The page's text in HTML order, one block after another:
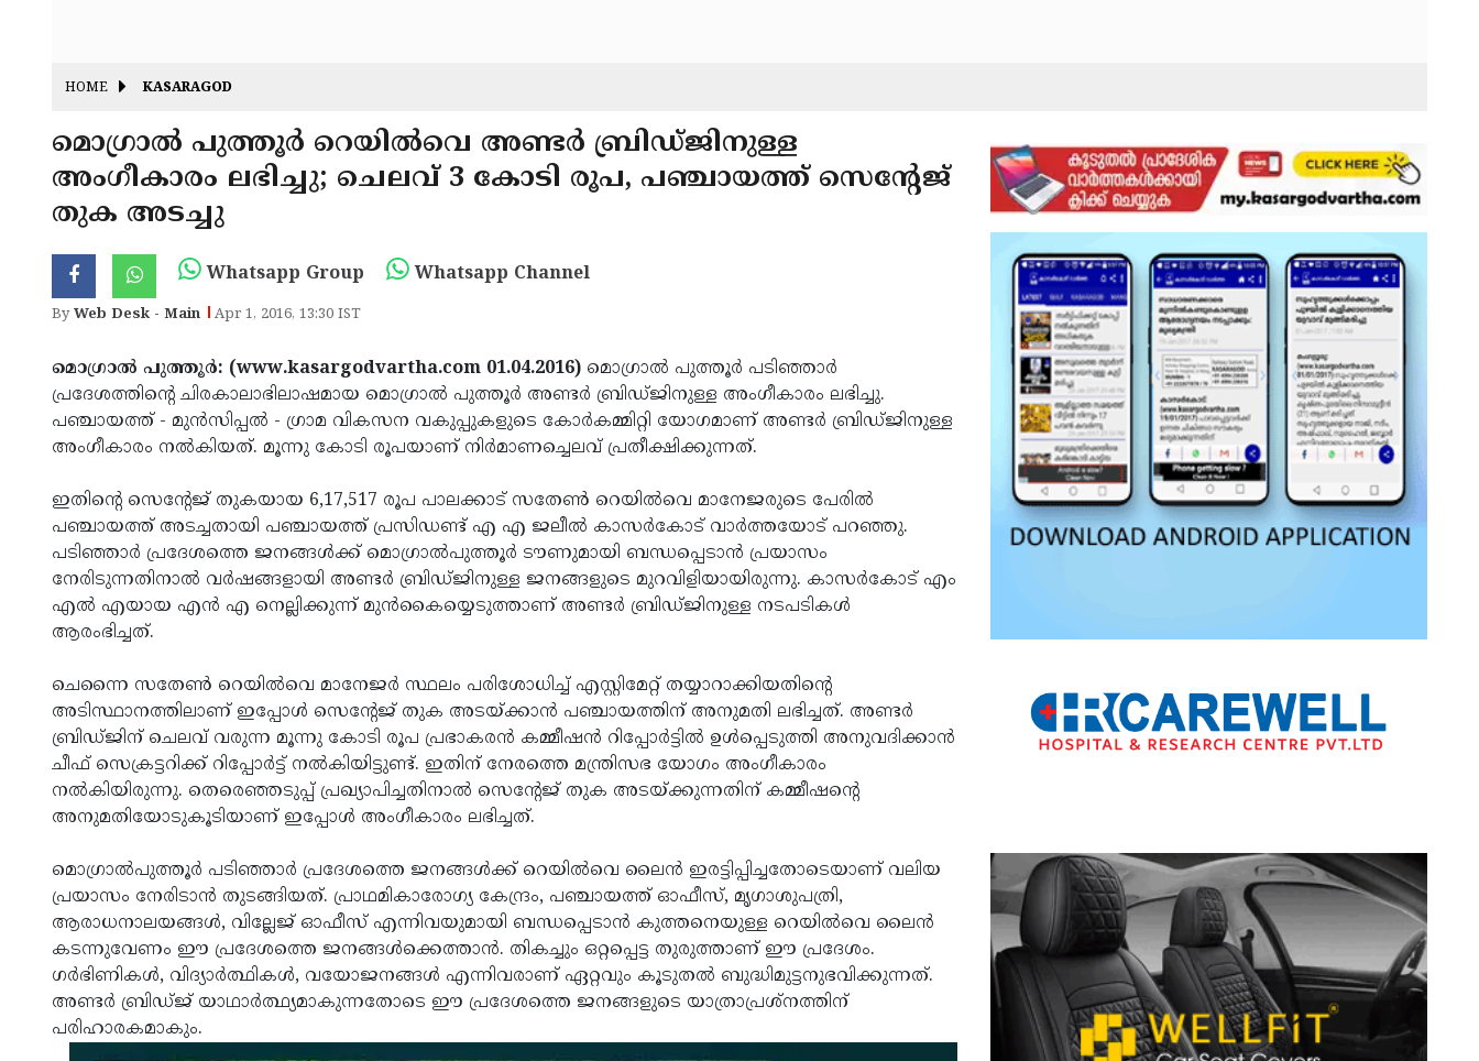
HOME KASARAGOD
മൊഗ്രാല്‍ പുത്തൂര്‍ റെയില്‍വെ അണ്ടര്‍ ബ്രിഡ്ജിനുള്ള
അംഗീകാരം ലഭിച്ചു; ചെലവ് 3 കോടി രൂപ, പഞ്ചായത്ത് സെന്റേജ്
തുക അടച്ചു
Whatsapp Group Whatsapp Channel
ByWeb Desk - Main Apr 1, 2016, 13:30 IST
മൊഗ്രാല്‍ പുത്തൂര്‍: (www.kasargodvartha.com 01.04.2016) മൊഗ്രാല്‍ പുത്തൂര്‍ പടിഞ്ഞാര്‍
പ്രദേശത്തിന്റെ ചിരകാലാഭിലാഷമായ മൊഗ്രാല്‍ പുത്തൂര്‍ അണ്ടര്‍ ബ്രിഡ്ജിനുള്ള അംഗീകാരം ലഭിച്ചു.
പഞ്ചായത്ത് - മുന്‍സിപ്പല്‍ - ഗ്രാമ വികസന വകുപ്പുകളുടെ കോര്‍കമ്മിറ്റി യോഗമാണ് അണ്ടര്‍ ബ്രിഡ്ജിനുള്ള
അംഗീകാരം നല്‍കിയത്. മൂന്നു കോടി രൂപയാണ് നിര്‍മാണച്ചെലവ് പ്രതീക്ഷിക്കുന്നത്.
ഇതിന്റെ സെന്റേജ് തുകയായ 6,17,517 രൂപ പാലക്കാട് സതേണ്‍ റെയില്‍വെ മാനേജരുടെ പേരില്‍
പഞ്ചായത്ത് അടച്ചതായി പഞ്ചായത്ത് പ്രസിഡണ്ട് എ എ ജലീല്‍ കാസര്‍കോട് വാര്‍ത്തയോട് പറഞ്ഞു.
പടിഞ്ഞാര്‍ പ്രദേശത്തെ ജനങ്ങള്‍ക്ക് മൊഗ്രാല്‍പുത്തൂര്‍ ടൗണുമായി ബന്ധപ്പെടാന്‍ പ്രയാസം
നേരിടുന്നതിനാല്‍ വര്‍ഷങ്ങളായി അണ്ടര്‍ ബ്രിഡ്ജിനുള്ള ജനങ്ങളുടെ മുറവിളിയായിരുന്നു. കാസര്‍കോട് എം
എല്‍ എയായ എന്‍ എ നെല്ലിക്കുന്ന് മുന്‍കൈയ്യെടുത്താണ് അണ്ടര്‍ ബ്രിഡ്ജിനുള്ള നടപടികള്‍
ആരംഭിച്ചത്.
ചെന്നൈ സതേണ്‍ റെയില്‍വെ മാനേജര്‍ സ്ഥലം പരിശോധിച്ച് എസ്റ്റിമേറ്റ് തയ്യാറാക്കിയതിന്റെ
അടിസ്ഥാനത്തിലാണ് ഇപ്പോള്‍ സെന്റേജ് തുക അടയ്ക്കാന്‍ പഞ്ചായത്തിന് അനുമതി ലഭിച്ചത്. അണ്ടര്‍
ബ്രിഡ്ജിന് ചെലവ് വരുന്ന മൂന്നു കോടി രൂപ പ്രഭാകരന്‍ കമ്മീഷന്‍ റിപ്പോര്‍ട്ടില്‍ ഉള്‍പ്പെടുത്തി അനുവദിക്കാന്‍
ചീഫ് സെക്രട്ടറിക്ക് റിപ്പോര്‍ട്ട് നല്‍കിയിട്ടുണ്ട്. ഇതിന് നേരത്തെ മന്ത്രിസഭ യോഗം അംഗീകാരം
നല്‍കിയിരുന്നു. തെരെഞ്ഞടുപ്പ് പ്രഖ്യാപിച്ചതിനാല്‍ സെന്റേജ് തുക അടയ്ക്കുന്നതിന് കമ്മീഷന്റെ
അനുമതിയോടുകൂടിയാണ് ഇപ്പോള്‍ അംഗീകാരം ലഭിച്ചത്.
മൊഗ്രാല്‍പുത്തൂര്‍ പടിഞ്ഞാര്‍ പ്രദേശത്തെ ജനങ്ങള്‍ക്ക് റെയില്‍വെ ലൈന്‍ ഇരട്ടിപ്പിച്ചതോടെയാണ് വലിയ
പ്രയാസം നേരിടാന്‍ തുടങ്ങിയത്. പ്രാഥമികാരോഗ്യ കേന്ദ്രം, പഞ്ചായത്ത് ഓഫീസ്, മൃഗാശുപത്രി,
ആരാധനാലയങ്ങള്‍, വില്ലേജ് ഓഫീസ് എന്നിവയുമായി ബന്ധപ്പെടാന്‍ കുത്തനെയുള്ള റെയില്‍വെ ലൈന്‍
കടന്നുവേണം ഈ പ്രദേശത്തെ ജനങ്ങള്‍ക്കെത്താന്‍. തികച്ചും ഒറ്റപ്പെട്ട തുരുത്താണ് ഈ പ്രദേശം.
ഗര്‍ഭിണികള്‍, വിദ്യാര്‍ത്ഥികള്‍, വയോജനങ്ങള്‍ എന്നിവരാണ് ഏറ്റവും കൂടുതല്‍ ബുദ്ധിമുട്ടനുഭവിക്കുന്നത്.
അണ്ടര്‍ ബ്രിഡ്ജ് യാഥാര്‍ത്ഥ്യമാകുന്നതോടെ ഈ പ്രദേശത്തെ ജനങ്ങളുടെ യാത്രാപ്രശ്‌നത്തിന്
പരിഹാരകമാകും.